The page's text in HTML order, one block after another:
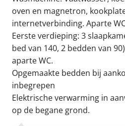
oven en magnetron,
internetverbinding. Aparte
Eerste verdieping: 3
bed van 140, 2 bedden van
aparte WC.
Opgemaakte bedden bij
inbegrepen
Elektrische verwarming in
op de begane grond.